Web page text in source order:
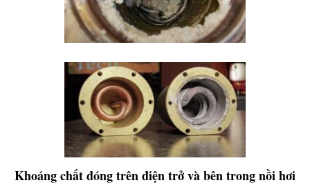
Khoáng chất đóng trên điện trở và bên trong nồi hơi